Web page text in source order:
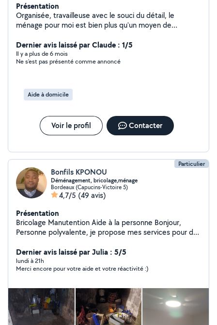
Présentation
Organisée, travailleuse avec le souci du détail, le
ménage pour moi est bien plus qu'un moyen de
compter sur moi pour prendre soin de chez vous, et ce
en toute confiance.
Dernier avis laissé par Claude : 1/5
Il y a plus de 6 mois
Ne s’est pas présenté comme annoncé
Aide à domicile
Voir le profil Contacter
Particulier
Bonfils KPONOU
Déménagement, bricolage,ménage
Bordeaux (Capucins-Victoire 5)
4,7/5 (49 avis)
Présentation
Bricolage Manutention Aide à la personne Bonjour,
Personne polyvalente, je propose mes services pour de
meubles, pose de tringles, étagères, peinture, petites
réparations Manutention : aide au déménagement, port
de charges, Aide à la personne : courses,
entretien de logement Je sais m'adapter à différentes
situations et réaliser plusieurs types de missions avec
sérieux et efficacité. Ponctuel, motivé et soigneux, je
fournir un travail propre et de qualité. Réponse rapide
Dernier avis laissé par Julia : 5/5
lundi à 21h
Merci encore pour votre aide et votre réactivité :)